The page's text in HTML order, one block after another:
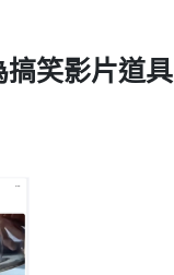
笑影片道具